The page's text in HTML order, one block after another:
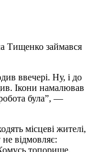
Тищенко займався
ввечері. Ну, і до
Ікони намалював
була”, —
місцеві жителі,
відмовляє:
топорище.